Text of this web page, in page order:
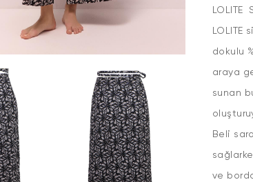
LOLITE
LOLITE
dokulu
araya
sunan
Beli
ve